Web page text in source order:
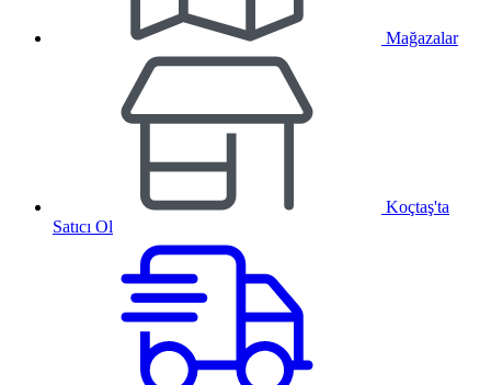
Mağazalar
Koçtaş'ta
Satıcı Ol